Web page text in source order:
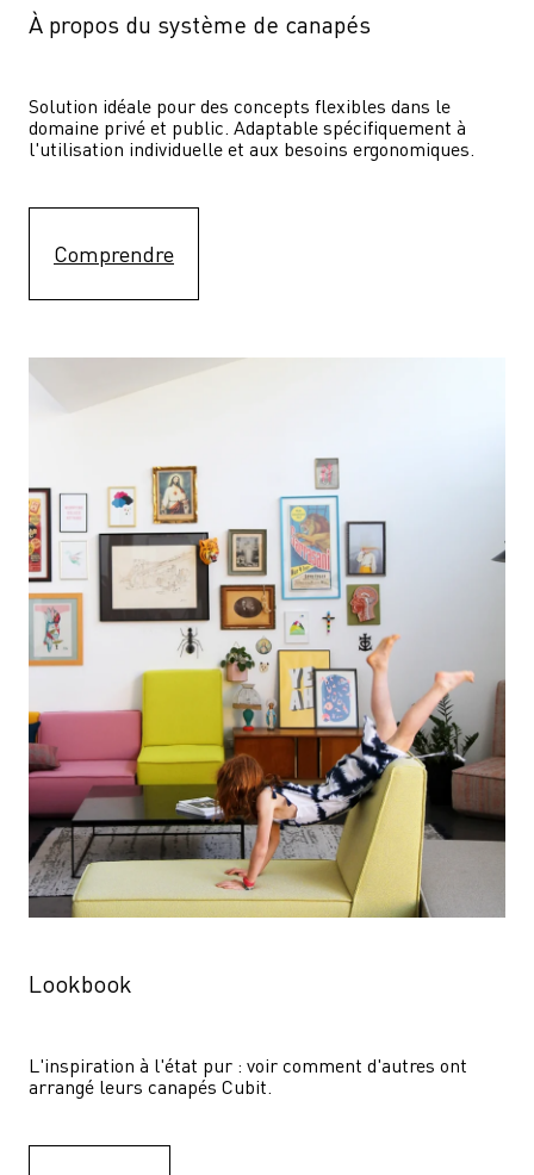
À propos du système de canapés
Solution idéale pour des concepts flexibles dans le
domaine privé et public. Adaptable spécifiquement à
l'utilisation individuelle et aux besoins ergonomiques.
Comprendre
Lookbook
L'inspiration à l'état pur : voir comment d'autres ont
arrangé leurs canapés Cubit.